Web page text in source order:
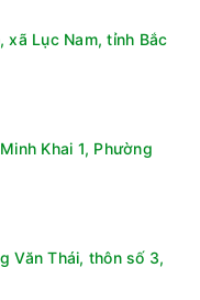
xã Lục Nam, tỉnh Bắc
Khai 1, Phường
Văn Thái, thôn số 3,